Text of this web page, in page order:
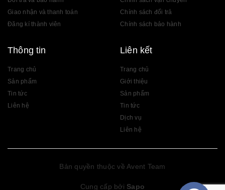
Giao nhận và thanh toán
Đăng kí thành viên
Chính sách đổi trả
Chính sách bảo hành
Thông tin
Trang chủ
Sản phẩm
Tin tức
Liên hệ
Liên kết
Trang chủ
Giới thiệu
Sản phẩm
Tin tức
Dịch vụ
Liên hệ
Bản quyền thuộc về Avent Team
Cung cấp bởi Sapo